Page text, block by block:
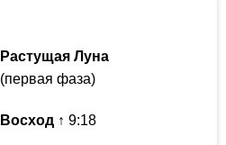
Растущая Луна
(первая фаза)
Восход ↑ 9:18